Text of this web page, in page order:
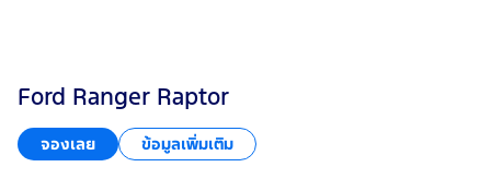
Ford Ranger Raptor
จองเลย ข้อมูลเพิ่มเติม